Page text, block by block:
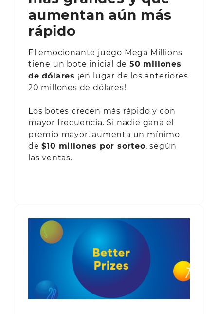
aumentan aún más
rápido
El emocionante juego Mega Millions
tiene un bote inicial de50 millones
de dólares ¡en lugar de los anteriores
20 millones de dólares!
Los botes crecen más rápido y con
mayor frecuencia. Si nadie gana el
premio mayor, aumenta un mínimo
de$10 millones por sorteo, según
las ventas.